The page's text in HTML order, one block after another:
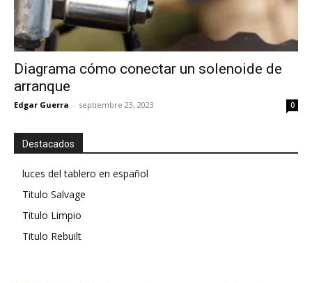
Diagrama cómo conectar un solenoide de
arranque
Edgar Guerra - septiembre 23, 2023 0
Destacados
luces del tablero en español
Titulo Salvage
Titulo Limpio
Titulo Rebuilt